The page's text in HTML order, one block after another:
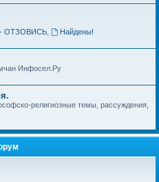
- ОТЗОВИСЬ,
Найдены!
Инфосел.Ру
религиозные темы, рассуждения,